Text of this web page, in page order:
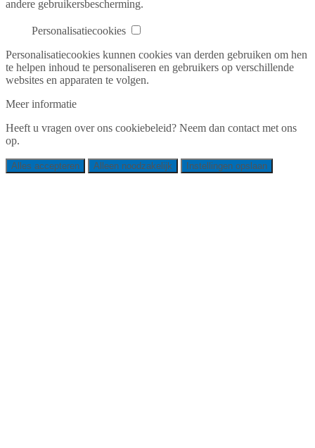
andere gebruikersbescherming.
Personalisatiecookies
Personalisatiecookies kunnen cookies van derden gebruiken om hen
te helpen inhoud te personaliseren en gebruikers op verschillende
websites en apparaten te volgen.
Meer informatie
Heeft u vragen over ons cookiebeleid? Neem dan contact met ons
op.
Alles accepteren Alleen noodzakelijk Instellingen opslaan